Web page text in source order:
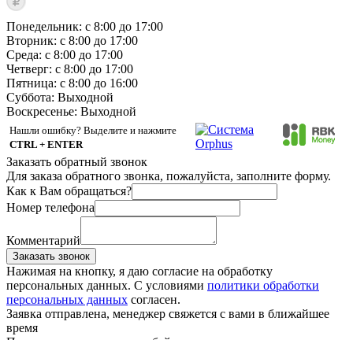
Понедельник: с 8:00 до 17:00
Вторник: с 8:00 до 17:00
Среда: с 8:00 до 17:00
Четверг: с 8:00 до 17:00
Пятница: с 8:00 до 16:00
Суббота: Выходной
Воскресенье: Выходной
Нашли ошибку? Выделите и нажмите
CTRL + ENTER
Заказать обратный звонок
Для заказа обратного звонка, пожалуйста, заполните форму.
Как к Вам обращаться?
Номер телефона
Комментарий
Заказать звонок
Нажимая на кнопку, я даю согласие на обработку
персональных данных. С условиями политики обработки
персональных данных согласен.
Заявка отправлена, менеджер свяжется с вами в ближайшее
время